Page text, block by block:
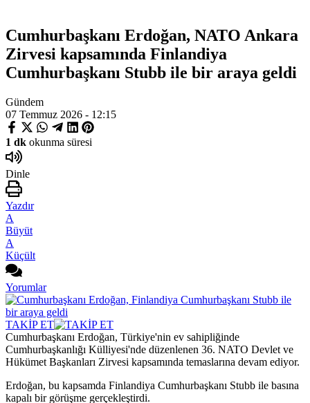
Cumhurbaşkanı Erdoğan, NATO Ankara
Zirvesi kapsamında Finlandiya
Cumhurbaşkanı Stubb ile bir araya geldi
Gündem
07 Temmuz 2026 - 12:15
1 dk okunma süresi
Dinle
Yazdır
A
Büyüt
A
Küçült
Yorumlar
TAKİP ET
Cumhurbaşkanı Erdoğan, Türkiye'nin ev sahipliğinde
Cumhurbaşkanlığı Külliyesi'nde düzenlenen 36. NATO Devlet ve
Hükümet Başkanları Zirvesi kapsamında temaslarına devam ediyor.
Erdoğan, bu kapsamda Finlandiya Cumhurbaşkanı Stubb ile basına
kapalı bir görüşme gerçekleştirdi.